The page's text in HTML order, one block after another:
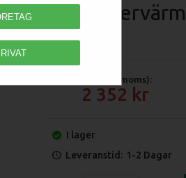
med
00004881
Pris (exkl moms):
2 352
I lager
Leveranstid: 1-2 Dagar